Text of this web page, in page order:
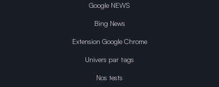
Google NEWS
Bing News
Extension Google Chrome
Univers par tags
Nos tests